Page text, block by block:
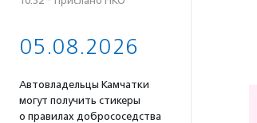
05.08.2026
Автовладельцы Камчатки
могут получить стикеры
о правилах добрососедства